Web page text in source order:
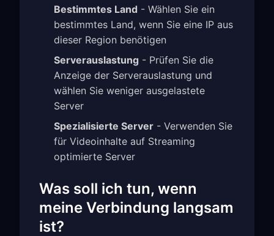
Bestimmtes Land - Wählen Sie ein
bestimmtes Land, wenn Sie eine IP aus
dieser Region benötigen
Serverauslastung - Prüfen Sie die
Anzeige der Serverauslastung und
wählen Sie weniger ausgelastete
Server
Spezialisierte Server - Verwenden Sie
für Videoinhalte auf Streaming
optimierte Server
Was soll ich tun, wenn
meine Verbindung langsam
ist?